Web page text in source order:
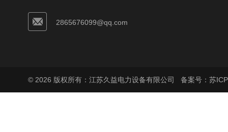
2865676099@qq.com
© 2026 版权所有：江苏久益电力设备有限公司 备案号：苏